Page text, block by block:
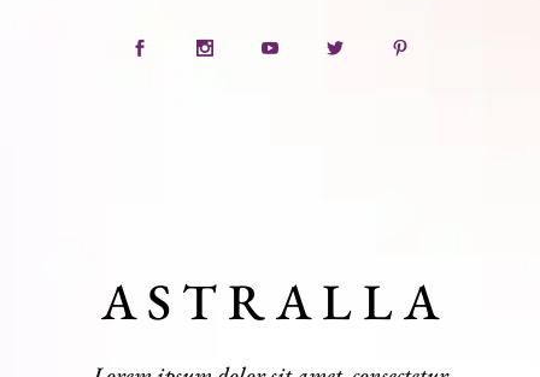
A S T R A L L A